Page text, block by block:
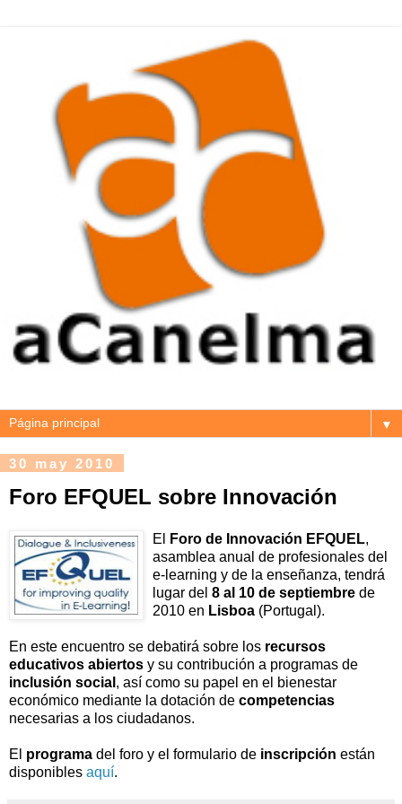
▼
30 may 2010
Foro EFQUEL sobre Innovación
El Foro de Innovación EFQUEL,
asamblea anual de profesionales del
e-learning y de la enseñanza, tendrá
lugar del 8 al 10 de septiembre de
2010 en Lisboa (Portugal).
En este encuentro se debatirá sobre los recursos
educativos abiertos y su contribución a programas de
inclusión social , así como su papel en el bienestar
económico mediante la dotación de competencias
necesarias a los ciudadanos.
El programa del foro y el formulario de inscripción están
disponibles aquí.